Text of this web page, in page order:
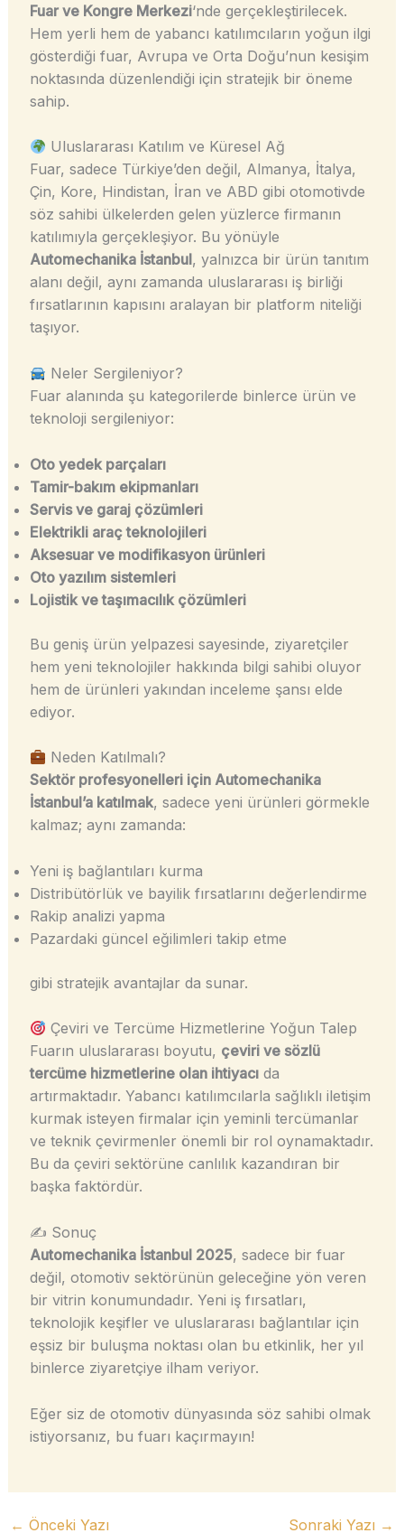
Fuar ve Kongre Merkezi‘nde gerçekleştirilecek.
Hem yerli hem de yabancı katılımcıların yoğun ilgi
gösterdiği fuar, Avrupa ve Orta Doğu’nun kesişim
noktasında düzenlendiği için stratejik bir öneme
sahip.
Uluslararası Katılım ve Küresel Ağ
Fuar, sadece Türkiye’den değil, Almanya, İtalya,
Çin, Kore, Hindistan, İran ve ABD gibi otomotivde
söz sahibi ülkelerden gelen yüzlerce firmanın
katılımıyla gerçekleşiyor. Bu yönüyle
Automechanika İstanbul, yalnızca bir ürün tanıtım
alanı değil, aynı zamanda uluslararası iş birliği
fırsatlarının kapısını aralayan bir platform niteliği
taşıyor.
Neler Sergileniyor?
Fuar alanında şu kategorilerde binlerce ürün ve
teknoloji sergileniyor:
Oto yedek parçaları
Tamir-bakım ekipmanları
Servis ve garaj çözümleri
Elektrikli araç teknolojileri
Aksesuar ve modifikasyon ürünleri
Oto yazılım sistemleri
Lojistik ve taşımacılık çözümleri
Bu geniş ürün yelpazesi sayesinde, ziyaretçiler
hem yeni teknolojiler hakkında bilgi sahibi oluyor
hem de ürünleri yakından inceleme şansı elde
ediyor.
Neden Katılmalı?
Sektör profesyonelleri için Automechanika
İstanbul’a katılmak, sadece yeni ürünleri görmekle
kalmaz; aynı zamanda:
Yeni iş bağlantıları kurma
Distribütörlük ve bayilik fırsatlarını değerlendirme
Rakip analizi yapma
Pazardaki güncel eğilimleri takip etme
gibi stratejik avantajlar da sunar.
Çeviri ve Tercüme Hizmetlerine Yoğun Talep
Fuarın uluslararası boyutu, çeviri ve sözlü
tercüme hizmetlerine olan ihtiyacıda
artırmaktadır. Yabancı katılımcılarla sağlıklı iletişim
kurmak isteyen firmalar için yeminli tercümanlar
ve teknik çevirmenler önemli bir rol oynamaktadır.
Bu da çeviri sektörüne canlılık kazandıran bir
başka faktördür.
✍️ Sonuç
Automechanika İstanbul 2025, sadece bir fuar
değil, otomotiv sektörünün geleceğine yön veren
bir vitrin konumundadır. Yeni iş fırsatları,
teknolojik keşifler ve uluslararası bağlantılar için
eşsiz bir buluşma noktası olan bu etkinlik, her yıl
binlerce ziyaretçiye ilham veriyor.
Eğer siz de otomotiv dünyasında söz sahibi olmak
istiyorsanız, bu fuarı kaçırmayın!
← Önceki Yazı Sonraki Yazı →